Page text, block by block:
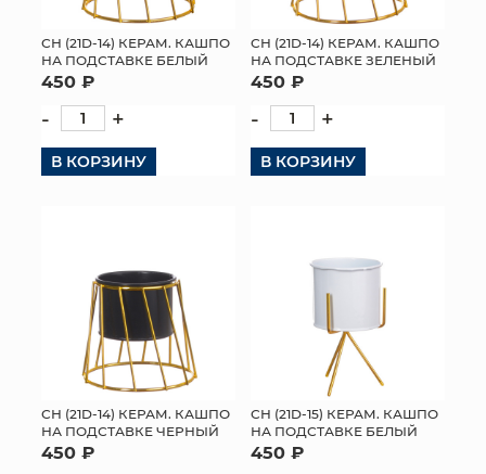
СН (21D-14) КЕРАМ. КАШПО
НА ПОДСТАВКЕ БЕЛЫЙ
450 ₽
- +
В КОРЗИНУ
СН (21D-14) КЕРАМ. КАШПО
НА ПОДСТАВКЕ ЗЕЛЕНЫЙ
450 ₽
- +
В КОРЗИНУ
СН (21D-14) КЕРАМ. КАШПО
НА ПОДСТАВКЕ ЧЕРНЫЙ
450 ₽
СН (21D-15) КЕРАМ. КАШПО
НА ПОДСТАВКЕ БЕЛЫЙ
450 ₽